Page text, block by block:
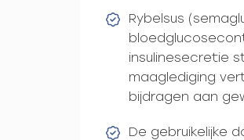
Rybelsus
insulinesecretie
maaglediging
bijdragen aan
De gebruikelijke